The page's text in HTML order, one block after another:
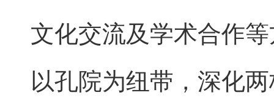
文化交流及学术合作
以孔院为纽带，深化